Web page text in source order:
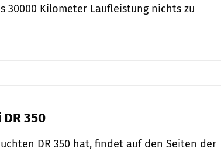
30000 Kilometer Laufleistung nichts zu
350
DR 350 hat, findet auf den Seiten der